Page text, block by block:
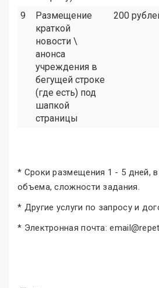
9
Размещение
краткой
новости \
анонса
учреждения в
бегущей строке
(где есть) под
шапкой
страницы
200
* Сроки размещения 1 - 5 дней,
объема, сложности задания.
* Другие услуги по запросу и
* Электронная почта: